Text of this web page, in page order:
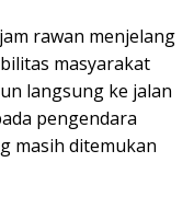
rawan menjelang
masyarakat
langsung ke jalan
pengendara
masih ditemukan